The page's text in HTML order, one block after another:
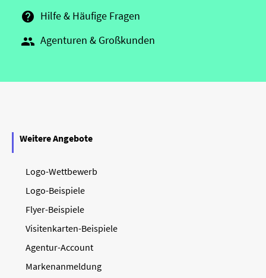
 Hilfe & Häufige Fragen
 Agenturen & Großkunden
Weitere Angebote
Logo-Wettbewerb
Logo-Beispiele
Flyer-Beispiele
Visitenkarten-Beispiele
Agentur-Account
Markenanmeldung